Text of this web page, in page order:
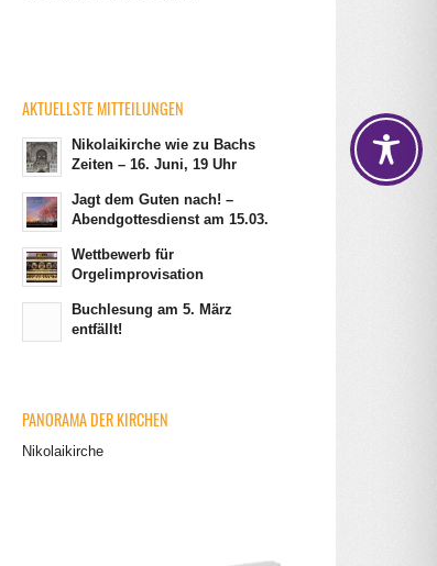
AKTUELLSTE MITTEILUNGEN
Nikolaikirche wie zu Bachs
Zeiten – 16. Juni, 19 Uhr
Jagt dem Guten nach! –
Abendgottesdienst am 15.03.
Wettbewerb für
Orgelimprovisation
Buchlesung am 5. März
entfällt!
PANORAMA DER KIRCHEN
Nikolaikirche